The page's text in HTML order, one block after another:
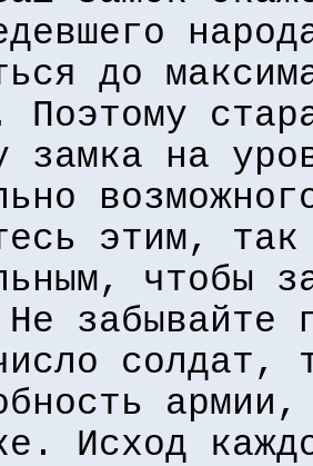
до
Поэтому
замка на
этим,
чтобы
забывайте
солдат,
Исход